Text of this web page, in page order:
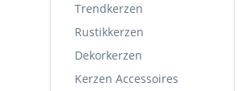
Trendkerzen
Rustikkerzen
Dekorkerzen
Kerzen Accessoires